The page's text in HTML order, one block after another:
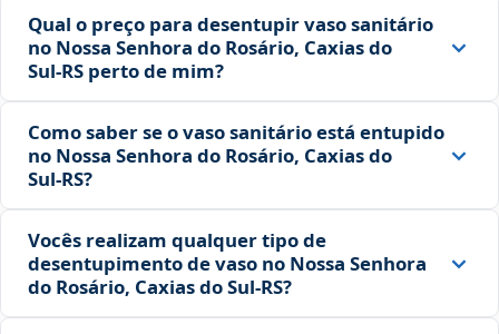
Qual o preço para desentupir vaso sanitário
no Nossa Senhora do Rosário, Caxias do
Sul‑RS perto de mim?
Como saber se o vaso sanitário está entupido
no Nossa Senhora do Rosário, Caxias do
Sul‑RS?
Vocês realizam qualquer tipo de
desentupimento de vaso no Nossa Senhora
do Rosário, Caxias do Sul‑RS?